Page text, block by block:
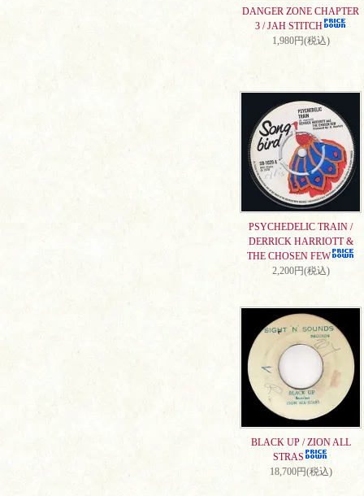
DANGER ZONE CHAPTER
3 / JAH STITCH
1,980円(税込)
PSYCHEDELIC TRAIN /
DERRICK HARRIOTT &
THE CHOSEN FEW
2,200円(税込)
BLACK UP / ZION ALL
STRAS
18,700円(税込)